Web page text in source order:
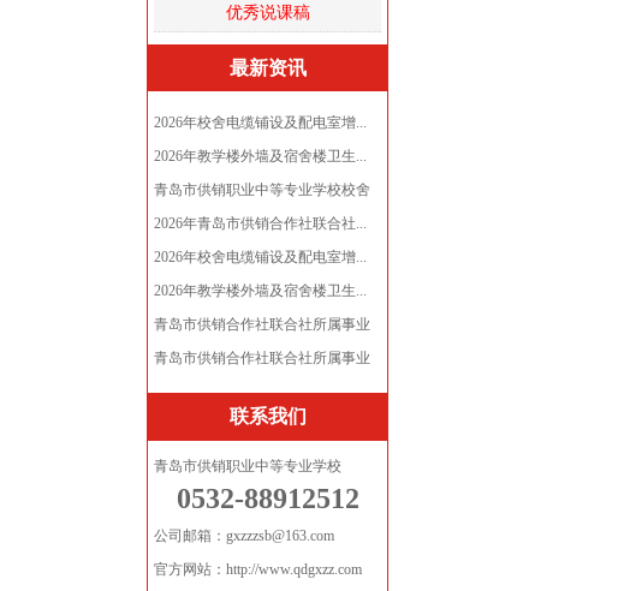
优秀说课稿
最新资讯
2026年校舍电缆铺设及配电室增...
2026年教学楼外墙及宿舍楼卫生...
青岛市供销职业中等专业学校校舍
电...
2026年青岛市供销合作社联合社...
2026年校舍电缆铺设及配电室增...
2026年教学楼外墙及宿舍楼卫生...
青岛市供销合作社联合社所属事业
单...
青岛市供销合作社联合社所属事业
单...
联系我们
青岛市供销职业中等专业学校
0532-88912512
公司邮箱：gxzzzsb@163.com
官方网站：http://www.qdgxzz.com